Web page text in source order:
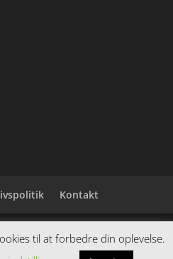
Kontakt
et bredt udvalg af
er et affiiliatesite, og nogle
til at forbedre din oplevelse.